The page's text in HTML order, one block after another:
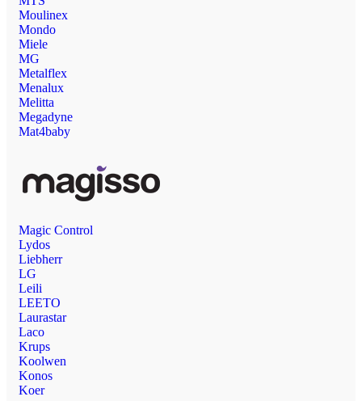
Moulinex
Mondo
Miele
MG
Metalflex
Menalux
Melitta
Megadyne
Mat4baby
Magic Control
Lydos
Liebherr
LG
Leili
LEETO
Laurastar
Laco
Krups
Koolwen
Konos
Koer